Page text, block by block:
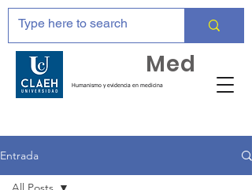
Humanismo y evidencia en medicina
Med
Entrada